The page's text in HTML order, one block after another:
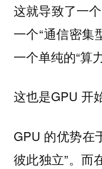
这就导致了一
一个“通信密集
一个单纯的“算
这也是GPU 开
GPU 的优势在
彼此独立”。而